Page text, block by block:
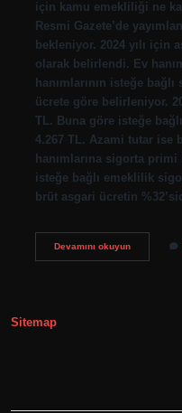
için kamu emekliliği ne
Resmi Gazete’de
bekleniyor. 2024 yılı için
olarak belirlendi. Ev
hanımlarının isteğe
ücrete göre belirleniyor.
TL. Buna göre isteğe
4.267 TL. Azami tutar ise
hanımlarına sigorta
isteğe bağlı emeklilik
brüt asgari ücretin
Devamını okuyun2023
Sitemap